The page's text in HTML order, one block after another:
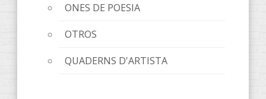
ONES DE POESIA
OTROS
QUADERNS D'ARTISTA